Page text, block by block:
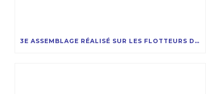
3E ASSEMBLAGE RÉALISÉ SUR LES FLOTTEURS DU PROJET EOLMED